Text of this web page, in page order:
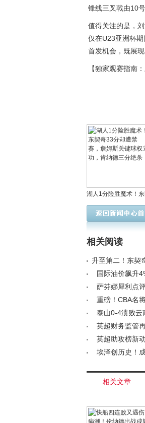
锋线三叉戟由10
值得关注的是，
仅在U23亚洲杯
首发机会，既展
【独家观赛指南
湖人1分险胜魔术！
奇33分却遭禁赛，詹
斯关键球权立功，肯纳
相关阅读
升至第二！东契
国际油价飙升
萨芬娜犀利点
心理崩盘？< /a>
重磅！CBA名
力卫冕< /a>
泰山0-4溃败云
遭质疑< /a>
英超财务监管
罚过轻或引发行业
英超助攻榜新
位岌岌可危？< /a>
埃泽创历史！
相关文章